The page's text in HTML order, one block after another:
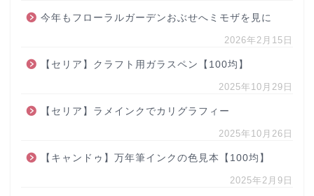
今年もフローラルガーデンおぶせへミモザを見に
2026年2月15日
【セリア】クラフト用ガラスペン【100均】
2025年10月29日
【セリア】ラメインクでカリグラフィー
2025年10月26日
【キャンドゥ】万年筆インクの色見本【100均】
2025年2月9日